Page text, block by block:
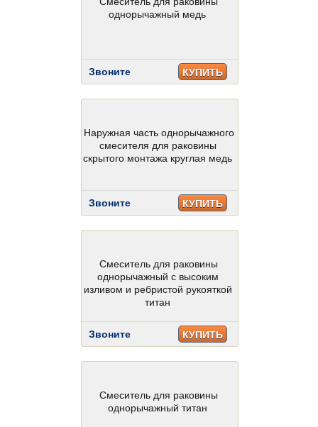
однорычажный медь
Звоните КУПИТЬ
Наружная часть однорычажного
смесителя для раковины
скрытого монтажа круглая медь
Звоните КУПИТЬ
Смеситель для раковины
однорычажный с высоким
изливом и ребристой рукояткой
титан
Звоните КУПИТЬ
Смеситель для раковины
однорычажный титан